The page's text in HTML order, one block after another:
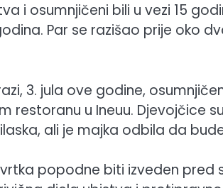
i osumnjičeni bili u vezi 15
Par se razišao prije oko
3. jula ove godine,
restoranu u Ineuu. Djevojčice
ali je majka odbila da
popodne biti izveden pred